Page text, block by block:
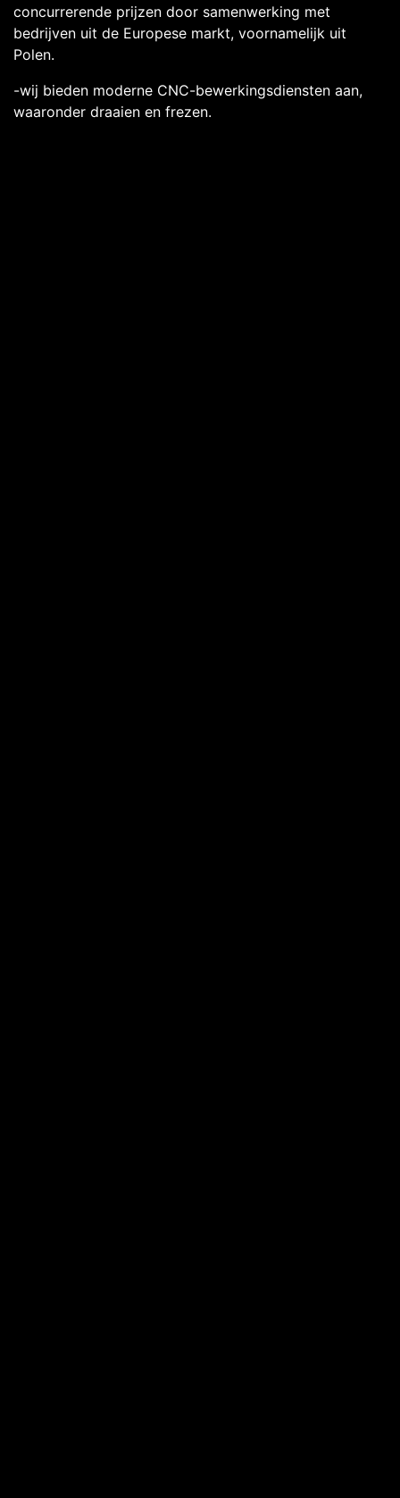
concurrerende prijzen door samenwerking met
bedrijven uit de Europese markt, voornamelijk uit
Polen.
-wij bieden moderne CNC-bewerkingsdiensten aan,
waaronder draaien en frezen.